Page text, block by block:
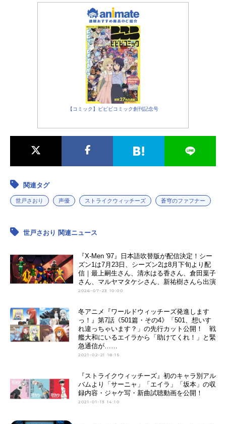
ズ放送形態TVアニメスケジュール20
08年7月4日（金）～2008年9月19日
（金）福井テレビほか話数全12話キ
ャスト宮藤芳佳：福圓美里坂本美
緒：千葉紗子リネット・ビショッ
プ：名塚佳織ぺリーヌ・クロステル
マン：沢城みゆきミーナ・ディート
リンデ・ヴィルケ：田中理恵ゲルト
ルート・バルクホルン：園崎未恵エ
ーリカ・ハルトマン：野川さくらフ
和シャーロット・E・イェーガー：小
門脇舞以エイラ・イルマタル・ユー
【コミック】ビビビコミック創刊記念号
関連タグ
世戸さおり 声優 ストライクウィッチーズ 蒼穹のファフナー
世戸さおり 関連ニュース
『X-Men '97』日本語吹替版が配信決定！シー
ズン1は7月23日、シーズン2は8月下旬より配
信｜最上嗣生さん、清水はる香さん、倉田葉子
さん、マルヤマタケシさん、新祐樹さんら出演
2026-07-23 10:00
冬アニメ『ワールドウィッチーズ発進します
っ！』第7話《501篇・その4》「501、想いす
れ違っちゃいます？」の先行カット公開！ 戦
艦大和にいるエイラから「助けてくれ！」と緊
急通信が……
2021-02-21 18:15
『ストライクウィッチーズ』初のキャラ別アル
バムより「サーニャ」「エイラ」「坂本」の収
録内容・ジャケ写・新曲試聴動画を公開！
2021-01-13 14:10